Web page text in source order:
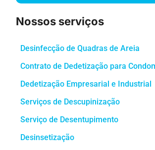
Nossos serviços
Desinfecção de Quadras de Areia
Contrato de Dedetização para
Dedetização Empresarial e Industrial
Serviços de Descupinização
Serviço de Desentupimento
Desinsetização